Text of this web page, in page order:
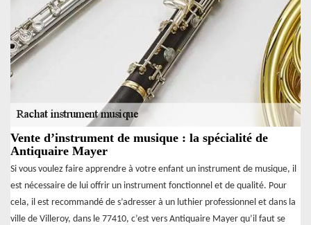
Vente d’instrument de musique : la spécialité de
Antiquaire Mayer
Si vous voulez faire apprendre à votre enfant un instrument de musique, il
est nécessaire de lui offrir un instrument fonctionnel et de qualité. Pour
cela, il est recommandé de s’adresser à un luthier professionnel et dans la
ville de Villeroy, dans le 77410, c’est vers Antiquaire Mayer qu’il faut se